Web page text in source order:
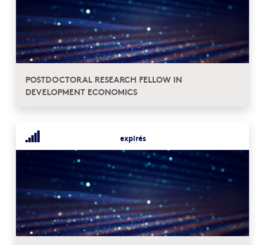
POSTDOCTORAL RESEARCH FELLOW IN
DEVELOPMENT ECONOMICS
expirés